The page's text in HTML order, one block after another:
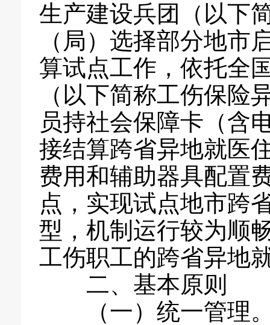
生产建设兵团（以下
（局）选择部分地市
算试点工作，依托全
（以下简称工伤保险
员持社会保障卡（含
接结算跨省异地就医
费用和辅助器具配置
点，实现试点地市跨
型，机制运行较为顺
工伤职工的跨省异地
二、基本原则
（一）统一管理。